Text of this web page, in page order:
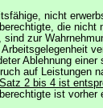
nicht
die nicht
sind zur
Ablehnung
auf Leistungen
2 bis 4 ist
ist vorher